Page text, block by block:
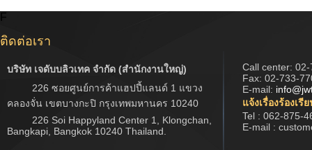
F
ติดต่อเรา
บริษัท เจดับบลิวเทค จำกัด (สำนักงานใหญ่)
226 ซอยศูนย์การค้าแฮปปี้แลนด์ 1 แขวง
คลองจั่น เขตบางกะปิ กรุงเทพมหานคร 10240
226 Soi Happyland Center 1, Klongchan,
Bangkapi, Bangkok 10240 Thailand.
Call center: 02-
Fax: 02-733-
E-mail:
แจ้งเรื่องร้องเรี
Tel : 062-875-
E-mail :